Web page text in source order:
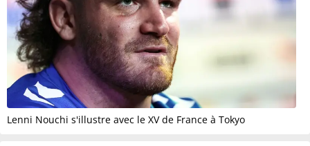
Lenni Nouchi s'illustre avec le XV de France à Tokyo